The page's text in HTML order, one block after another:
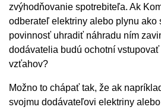
zvýhodňovanie spotrebiteľa. Ak
odberateľ elektriny alebo plynu ako
povinnosť uhradiť náhradu ním
dodávatelia budú ochotní
vzťahov?
Možno to chápať tak, že ak
svojmu dodávateľovi elektriny